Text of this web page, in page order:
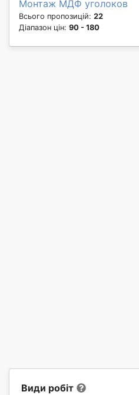
Монтаж МДФ уголоков
Всього пропозицій: 22
Діапазон цін: 90 - 180
Види робіт